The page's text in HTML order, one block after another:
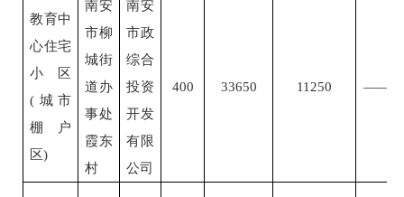
教育中
心住宅
小区
(城市
棚户
区)
南安
市柳
城街
道办
事处
霞东
村
南安
市政
综合
投资
开发
有限
公司
400 33650 11250 ——